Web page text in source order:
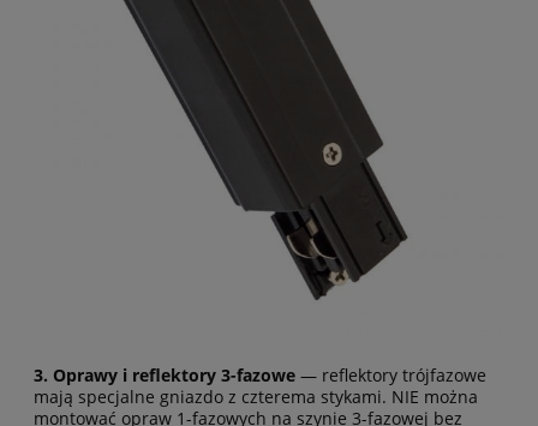
3. Oprawy i reflektory 3-fazowe — reflektory trójfazowe
mają specjalne gniazdo z czterema stykami. NIE można
montować opraw 1-fazowych na szynie 3-fazowej bez